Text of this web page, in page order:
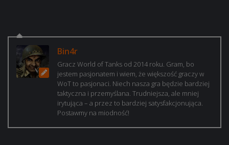
Bin4r
Gracz World of Tanks od 2014 roku. Gram, bo
jestem pasjonatem i wiem, że większość graczy w
WoT to pasjonaci. Niech nasza gra będzie bardziej
taktyczna i przemyślana. Trudniejsza, ale mniej
irytująca – a przez to bardziej satysfakcjonująca.
Postawmy na miodność!